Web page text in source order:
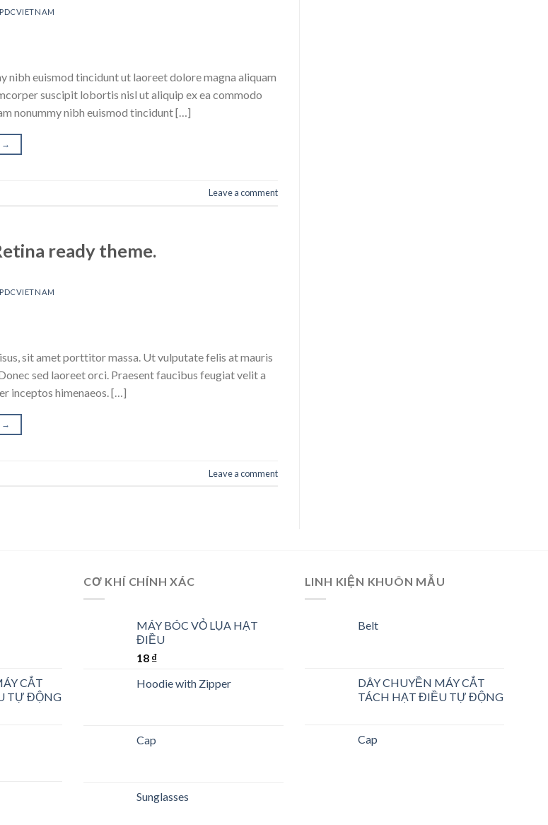
PDCVIETNAM
nibh euismod tincidunt ut laoreet dolore magna aliquam
suscipit lobortis nisl ut aliquip ex ea commodo
nonummy nibh euismod tincidunt […]
→
Leave a comment
ready theme.
PDCVIETNAM
sit amet porttitor massa. Ut vulputate felis at mauris
sed laoreet orci. Praesent faucibus feugiat velit a
inceptos himenaeos. […]
→
Leave a comment
CẮT
TỰ ĐỘNG
CƠ KHÍ CHÍNH XÁC
MÁY BÓC VỎ LỤA HẠT
ĐIỀU
18 ₫
Hoodie with Zipper
Cap
Sunglasses
LINH KIỆN KHUÔN MẪU
Belt
DÂY CHUYỀN MÁY CẮT
TÁCH HẠT ĐIỀU TỰ ĐỘNG
Cap